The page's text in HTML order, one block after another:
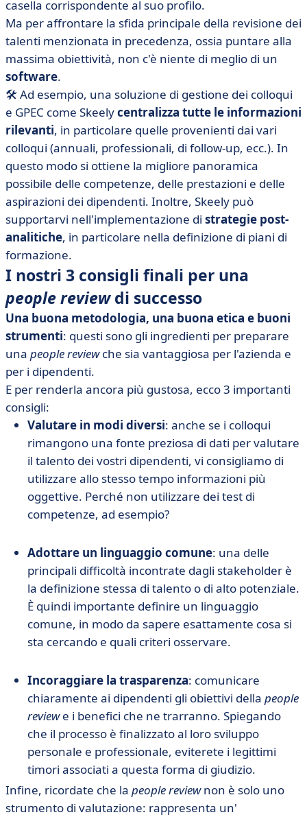
casella corrispondente al suo profilo.
Ma per affrontare la sfida principale della revisione dei
talenti menzionata in precedenza, ossia puntare alla
massima obiettività, non c'è niente di meglio di un
software.
🛠️ Ad esempio, una soluzione di gestione dei colloqui
e GPEC come Skeelycentralizza tutte le informazioni
rilevanti, in particolare quelle provenienti dai vari
colloqui (annuali, professionali, di follow-up, ecc.). In
questo modo si ottiene la migliore panoramica
possibile delle competenze, delle prestazioni e delle
aspirazioni dei dipendenti. Inoltre, Skeely può
supportarvi nell'implementazione di strategie post-
analitiche, in particolare nella definizione di piani di
formazione.
I nostri 3 consigli finali per una
people reviewdi successo
Una buona metodologia, una buona etica e buoni
strumenti: questi sono gli ingredienti per preparare
una people reviewche sia vantaggiosa per l'azienda e
per i dipendenti.
E per renderla ancora più gustosa, ecco 3 importanti
consigli:
Valutare in modi diversi: anche se i colloqui
rimangono una fonte preziosa di dati per valutare
il talento dei vostri dipendenti, vi consigliamo di
utilizzare allo stesso tempo informazioni più
oggettive. Perché non utilizzare dei test di
competenze, ad esempio?
Adottare un linguaggio comune: una delle
principali difficoltà incontrate dagli stakeholder è
la definizione stessa di talento o di alto potenziale.
È quindi importante definire un linguaggio
comune, in modo da sapere esattamente cosa si
sta cercando e quali criteri osservare.
Incoraggiare la trasparenza: comunicare
chiaramente ai dipendenti gli obiettivi della people
reviewe i benefici che ne trarranno. Spiegando
che il processo è finalizzato al loro sviluppo
personale e professionale, eviterete i legittimi
timori associati a questa forma di giudizio.
Infine, ricordate che la people reviewnon è solo uno
strumento di valutazione: rappresenta un'